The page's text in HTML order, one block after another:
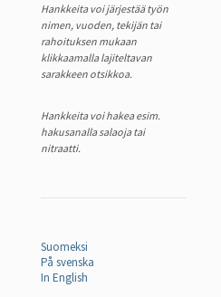
Hankkeita voi järjestää työn
nimen, vuoden, tekijän tai
rahoituksen mukaan
klikkaamalla lajiteltavan
sarakkeen otsikkoa.
Hankkeita voi hakea esim.
hakusanalla salaoja tai
nitraatti.
Suomeksi
På svenska
In English